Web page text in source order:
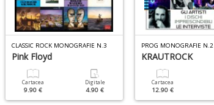
CLASSIC ROCK MONOGRAFIE N.3
Pink Floyd
Cartacea
9.90 €
Digitale
4.90 €
PROG MONOGRAFIE N.2
KRAUTROCK
Cartacea
12.90 €